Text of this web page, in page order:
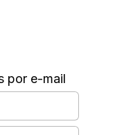
por e-mail